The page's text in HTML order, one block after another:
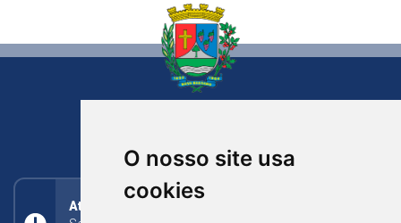
O nosso site usa
cookies
Atendimento